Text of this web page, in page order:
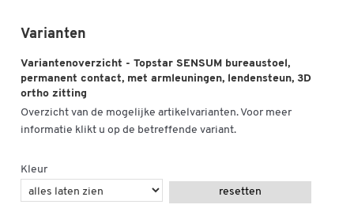
Varianten
Variantenoverzicht - Topstar SENSUM bureaustoel,
permanent contact, met armleuningen, lendensteun, 3D
ortho zitting
Overzicht van de mogelijke artikelvarianten. Voor meer
informatie klikt u op de betreffende variant.
Kleur
resetten